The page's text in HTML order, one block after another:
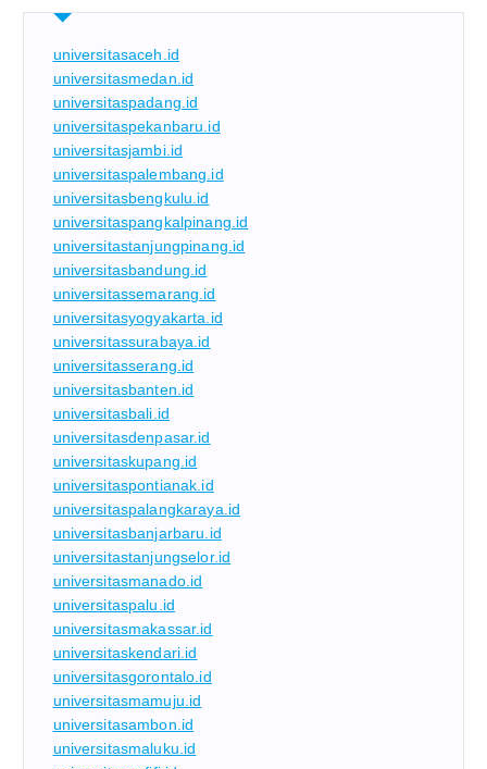
universitasaceh.id
universitasmedan.id
universitaspadang.id
universitaspekanbaru.id
universitasjambi.id
universitaspalembang.id
universitasbengkulu.id
universitaspangkalpinang.id
universitastanjungpinang.id
universitasbandung.id
universitassemarang.id
universitasyogyakarta.id
universitassurabaya.id
universitasserang.id
universitasbanten.id
universitasbali.id
universitasdenpasar.id
universitaskupang.id
universitaspontianak.id
universitaspalangkaraya.id
universitasbanjarbaru.id
universitastanjungselor.id
universitasmanado.id
universitaspalu.id
universitasmakassar.id
universitaskendari.id
universitasgorontalo.id
universitasmamuju.id
universitasambon.id
universitasmaluku.id